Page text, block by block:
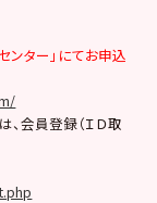
ンター」にてお申込
、会員登録（ＩＤ取